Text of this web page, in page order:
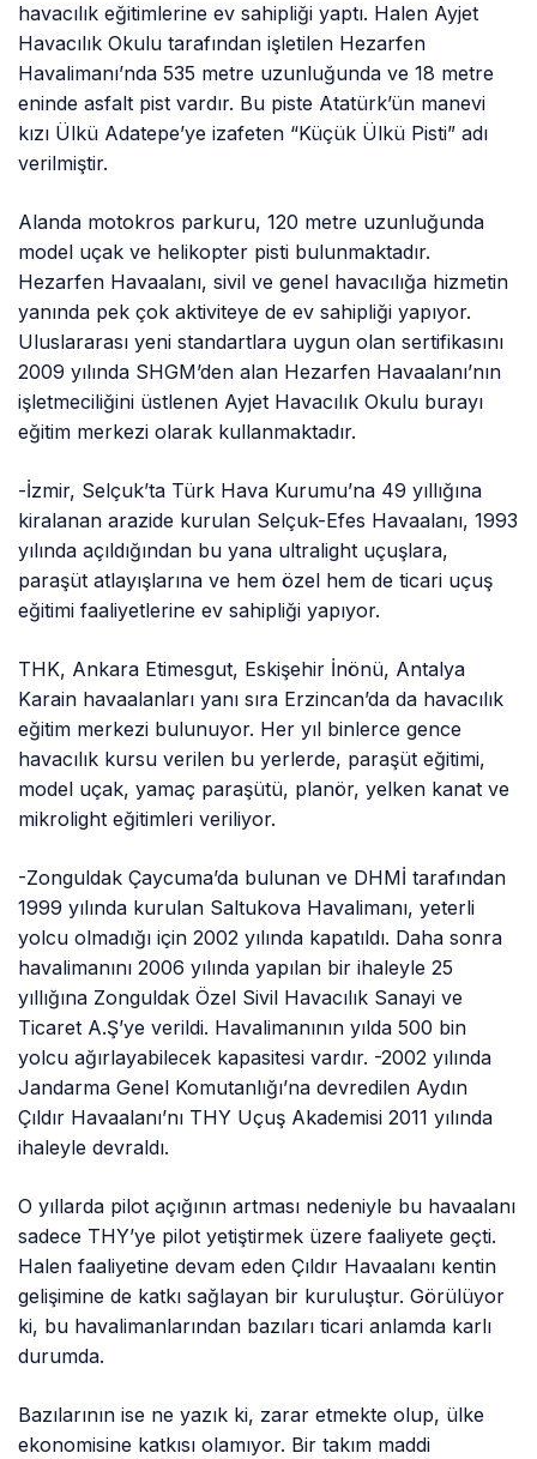
havacılık eğitimlerine ev sahipliği yaptı. Halen Ayjet
Havacılık Okulu tarafından işletilen Hezarfen
Havalimanı’nda 535 metre uzunluğunda ve 18 metre
eninde asfalt pist vardır. Bu piste Atatürk’ün manevi
kızı Ülkü Adatepe’ye izafeten “Küçük Ülkü Pisti” adı
verilmiştir.
Alanda motokros parkuru, 120 metre uzunluğunda
model uçak ve helikopter pisti bulunmaktadır.
Hezarfen Havaalanı, sivil ve genel havacılığa hizmetin
yanında pek çok aktiviteye de ev sahipliği yapıyor.
Uluslararası yeni standartlara uygun olan sertifikasını
2009 yılında SHGM’den alan Hezarfen Havaalanı’nın
işletmeciliğini üstlenen Ayjet Havacılık Okulu burayı
eğitim merkezi olarak kullanmaktadır.
-İzmir, Selçuk’ta Türk Hava Kurumu’na 49 yıllığına
kiralanan arazide kurulan Selçuk-Efes Havaalanı, 1993
yılında açıldığından bu yana ultralight uçuşlara,
paraşüt atlayışlarına ve hem özel hem de ticari uçuş
eğitimi faaliyetlerine ev sahipliği yapıyor.
THK, Ankara Etimesgut, Eskişehir İnönü, Antalya
Karain havaalanları yanı sıra Erzincan’da da havacılık
eğitim merkezi bulunuyor. Her yıl binlerce gence
havacılık kursu verilen bu yerlerde, paraşüt eğitimi,
model uçak, yamaç paraşütü, planör, yelken kanat ve
mikrolight eğitimleri veriliyor.
-Zonguldak Çaycuma’da bulunan ve DHMİ tarafından
1999 yılında kurulan Saltukova Havalimanı, yeterli
yolcu olmadığı için 2002 yılında kapatıldı. Daha sonra
havalimanını 2006 yılında yapılan bir ihaleyle 25
yıllığına Zonguldak Özel Sivil Havacılık Sanayi ve
Ticaret A.Ş’ye verildi. Havalimanının yılda 500 bin
yolcu ağırlayabilecek kapasitesi vardır. -2002 yılında
Jandarma Genel Komutanlığı’na devredilen Aydın
Çıldır Havaalanı’nı THY Uçuş Akademisi 2011 yılında
ihaleyle devraldı.
O yıllarda pilot açığının artması nedeniyle bu havaalanı
sadece THY’ye pilot yetiştirmek üzere faaliyete geçti.
Halen faaliyetine devam eden Çıldır Havaalanı kentin
gelişimine de katkı sağlayan bir kuruluştur. Görülüyor
ki, bu havalimanlarından bazıları ticari anlamda karlı
durumda.
Bazılarının ise ne yazık ki, zarar etmekte olup, ülke
ekonomisine katkısı olamıyor. Bir takım maddi